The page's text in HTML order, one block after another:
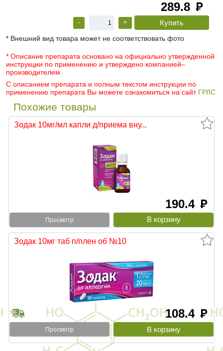
289.8 руб
- +
* Внешний вид товара может не соответствовать фото
* Описание препарата основано на официально утвержденной
инструкции по применению и утверждено компанией–
производителем.
С описанием препарата и полным текстом инструкции по
применению препарата Вы можете ознакомиться на сайт ГРЛС
Похожие товары
Зодак 10мг/мл капли д/приема вну...
190.4 руб
Просмотр
Зодак 10мг таб п/плен об №10
108.4 руб
Просмотр